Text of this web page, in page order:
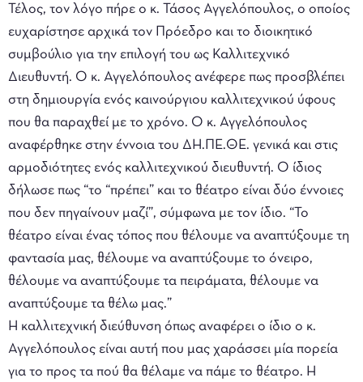
Τέλος, τον λόγο πήρε ο κ. Τάσος Αγγελόπουλος, ο οποίος
ευχαρίστησε αρχικά τον Πρόεδρο και το διοικητικό
συμβούλιο για την επιλογή του ως Καλλιτεχνικό
Διευθυντή. Ο κ. Αγγελόπουλος ανέφερε πως προσβλέπει
στη δημιουργία ενός καινούργιου καλλιτεχνικού ύφους
που θα παραχθεί με το χρόνο. Ο κ. Αγγελόπουλος
αναφέρθηκε στην έννοια του ΔΗ.ΠΕ.ΘΕ. γενικά και στις
αρμοδιότητες ενός καλλιτεχνικού διευθυντή. Ο ίδιος
δήλωσε πως “το “πρέπει” και το θέατρο είναι δύο έννοιες
που δεν πηγαίνουν μαζί”, σύμφωνα με τον ίδιο. “Το
θέατρο είναι ένας τόπος που θέλουμε να αναπτύξουμε τη
φαντασία μας, θέλουμε να αναπτύξουμε το όνειρο,
θέλουμε να αναπτύξουμε τα πειράματα, θέλουμε να
αναπτύξουμε τα θέλω μας.”
Η καλλιτεχνική διεύθυνση όπως αναφέρει ο ίδιο ο κ.
Αγγελόπουλος είναι αυτή που μας χαράσσει μία πορεία
για το προς τα πού θα θέλαμε να πάμε το θέατρο. Η